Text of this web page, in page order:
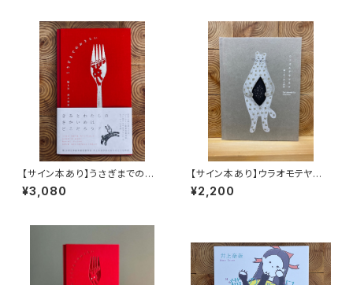
【サイン本あり】うさぎまでのお
さらい［通常版］
¥3,080
【サイン本あり】ウラオモテヤマ
ネコ
¥2,200